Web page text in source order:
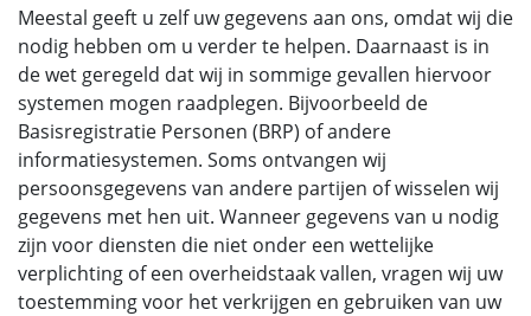
Meestal geeft u zelf uw gegevens aan ons, omdat wij die
nodig hebben om u verder te helpen. Daarnaast is in
de wet geregeld dat wij in sommige gevallen hiervoor
systemen mogen raadplegen. Bijvoorbeeld de
Basisregistratie Personen (BRP) of andere
informatiesystemen. Soms ontvangen wij
persoonsgegevens van andere partijen of wisselen wij
gegevens met hen uit. Wanneer gegevens van u nodig
zijn voor diensten die niet onder een wettelijke
verplichting of een overheidstaak vallen, vragen wij uw
toestemming voor het verkrijgen en gebruiken van uw